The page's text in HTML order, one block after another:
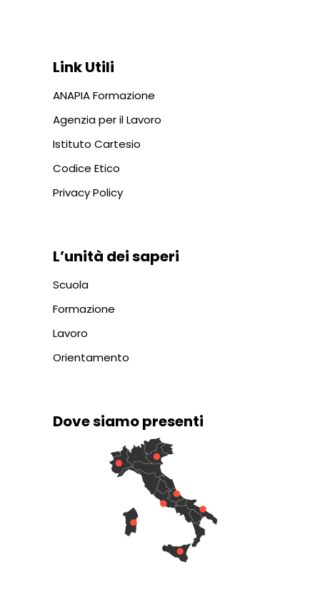
Link Utili
ANAPIA Formazione
Agenzia per il Lavoro
Istituto Cartesio
Codice Etico
Privacy Policy
L’unità dei saperi
Scuola
Formazione
Lavoro
Orientamento
Dove siamo presenti